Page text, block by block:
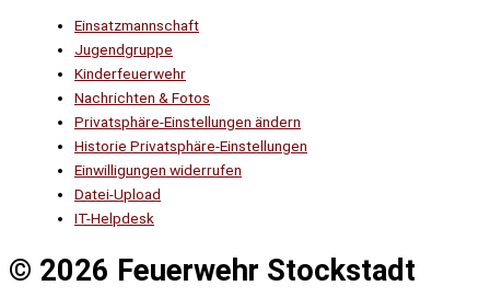
Einsatzmannschaft
Jugendgruppe
Kinderfeuerwehr
Nachrichten & Fotos
Privatsphäre-Einstellungen ändern
Historie Privatsphäre-Einstellungen
Einwilligungen widerrufen
Datei-Upload
IT-Helpdesk
© 2026 Feuerwehr Stockstadt